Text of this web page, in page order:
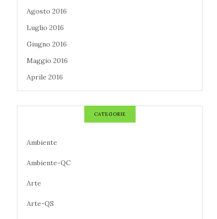
Agosto 2016
Luglio 2016
Giugno 2016
Maggio 2016
Aprile 2016
CATEGORIE
Ambiente
Ambiente-QC
Arte
Arte-QS